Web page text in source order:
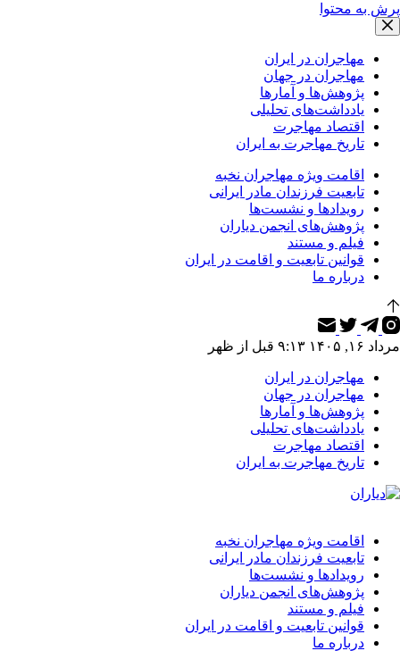
پرش به محتوا
مهاجران در ایران
مهاجران در جهان
پژوهش‌ها و آمارها
یادداشت‌های تحلیلی
اقتصاد مهاجرت
تاریخ مهاجرت به ایران
اقامت ویژه مهاجران نخبه
تابعیت فرزندان مادر ایرانی
رویدادها و نشست‌ها
پژوهش‌های انجمن دیاران
فیلم و مستند
قوانین تابعیت و اقامت در ایران
درباره ما
مرداد ۱۶, ۱۴۰۵ ۹:۱۳ قبل از ظهر
مهاجران در ایران
مهاجران در جهان
پژوهش‌ها و آمارها
یادداشت‌های تحلیلی
اقتصاد مهاجرت
تاریخ مهاجرت به ایران
اقامت ویژه مهاجران نخبه
تابعیت فرزندان مادر ایرانی
رویدادها و نشست‌ها
پژوهش‌های انجمن دیاران
فیلم و مستند
قوانین تابعیت و اقامت در ایران
درباره ما